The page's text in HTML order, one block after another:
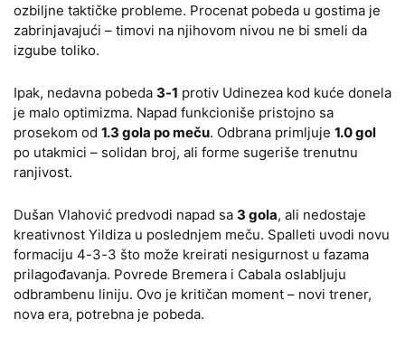
ozbiljne taktičke probleme. Procenat pobeda u gostima je
zabrinjavajući – timovi na njihovom nivou ne bi smeli da
izgube toliko.
Ipak, nedavna pobeda 3-1 protiv Udinezea kod kuće donela
je malo optimizma. Napad funkcioniše pristojno sa
prosekom od 1.3 gola po meču. Odbrana primljuje 1.0 gol
po utakmici – solidan broj, ali forme sugeriše trenutnu
ranjivost.
Dušan Vlahović predvodi napad sa 3 gola, ali nedostaje
kreativnost Yildiza u poslednjem meču. Spalleti uvodi novu
formaciju 4-3-3 što može kreirati nesigurnost u fazama
prilagođavanja. Povrede Bremera i Cabala oslabljuju
odbrambenu liniju. Ovo je kritičan moment – novi trener,
nova era, potrebna je pobeda.